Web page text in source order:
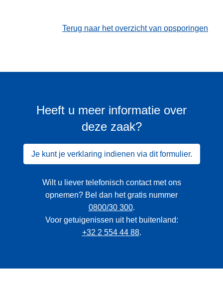
Terug naar het overzicht van opsporingen
Heeft u meer informatie over
deze zaak?
Je kunt je verklaring indienen via dit formulier.
Wilt u liever telefonisch contact met ons
opnemen? Bel dan het gratis nummer
0800/30 300.
Voor getuigenissen uit het buitenland:
+32 2 554 44 88.